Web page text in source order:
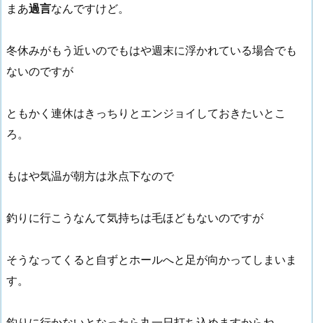
まあ過言なんですけど。
冬休みがもう近いのでもはや週末に浮かれている場合でも
ないのですが
ともかく連休はきっちりとエンジョイしておきたいとこ
ろ。
もはや気温が朝方は氷点下なので
釣りに行こうなんて気持ちは毛ほどもないのですが
そうなってくると自ずとホールへと足が向かってしまいま
す。